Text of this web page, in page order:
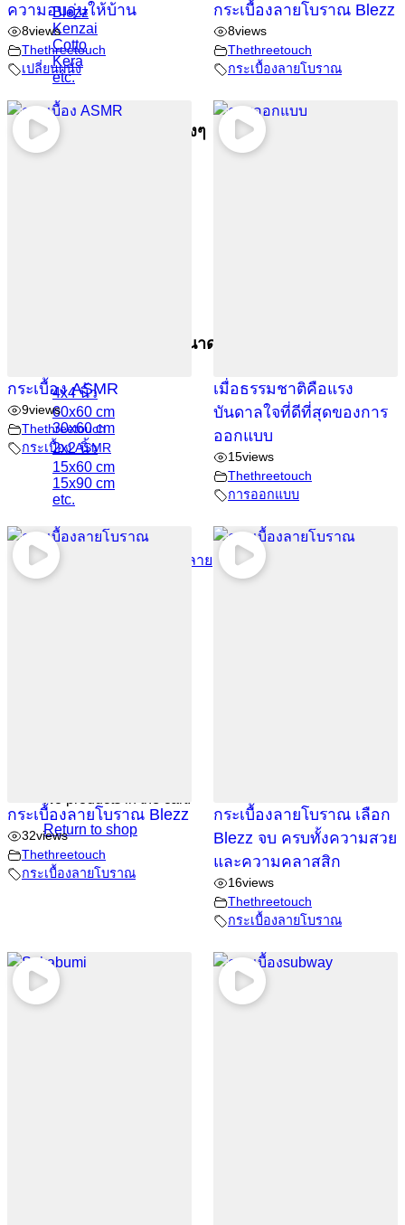
Blezz
Kenzai
Cotto
Kera
etc.
กระเบื้องประเภทต่างๆ
กระเบื้องแยกตามขนาด
4x4 นิ้ว
60x60 cm
30x60 cm
2x2 นิ้ว
15x60 cm
15x90 cm
etc.
กระเบื้องแยกตามสี
กระเบื้องแยกตามลวดลาย
Return to shop
ความอบอุ่นให้บ้าน
8views
Thethreetouch
เปลี่ยนผนัง
กระเบื้องลายโบราณ Blezz
8views
Thethreetouch
กระเบื้องลายโบราณ
กระเบื้อง ASMR
9views
Thethreetouch
กระเบื้อง ASMR
เมื่อธรรมชาติคือแรง
บันดาลใจที่ดีที่สุดของการ
ออกแบบ
15views
Thethreetouch
การออกแบบ
กระเบื้องลายโบราณ Blezz
32views
Thethreetouch
กระเบื้องลายโบราณ
กระเบื้องลายโบราณ เลือก
Blezz จบ ครบทั้งความสวย
และความคลาสสิก
16views
Thethreetouch
กระเบื้องลายโบราณ